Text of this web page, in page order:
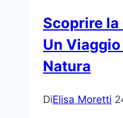
e
Scoprire la
Un
Natura
DiElisa Moretti